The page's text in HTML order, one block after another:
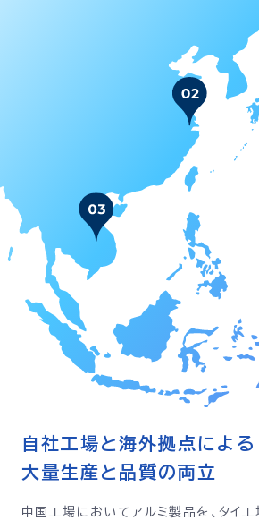
自社工場と海外拠点による
大量生産と品質の両立
中国工場においてアルミ製品を、タイ